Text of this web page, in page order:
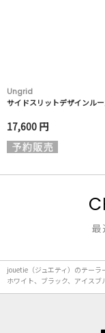
Ungrid
サイドスリットデザインル
17,600 円
最
jouetie（ジュエティ）のテー
ホワイト、ブラック、アイスブ